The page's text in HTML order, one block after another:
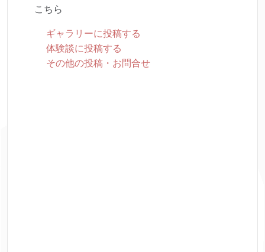
こちら
ギャラリーに投稿する
体験談に投稿する
その他の投稿・お問合せ